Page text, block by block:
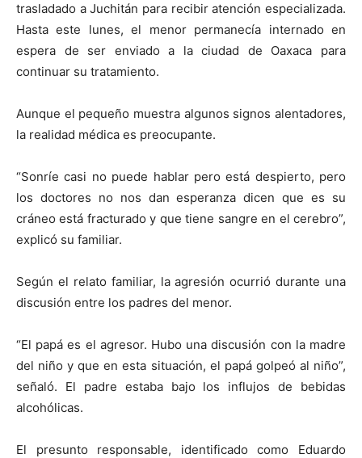
trasladado a Juchitán para recibir atención especializada.
Hasta este lunes, el menor permanecía internado en
espera de ser enviado a la ciudad de Oaxaca para
continuar su tratamiento.
Aunque el pequeño muestra algunos signos alentadores,
la realidad médica es preocupante.
“Sonríe casi no puede hablar pero está despierto, pero
los doctores no nos dan esperanza dicen que es su
cráneo está fracturado y que tiene sangre en el cerebro”,
explicó su familiar.
Según el relato familiar, la agresión ocurrió durante una
discusión entre los padres del menor.
“El papá es el agresor. Hubo una discusión con la madre
del niño y que en esta situación, el papá golpeó al niño”,
señaló. El padre estaba bajo los influjos de bebidas
alcohólicas.
El presunto responsable, identificado como Eduardo